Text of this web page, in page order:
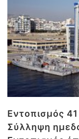
Εντοπισμός
Σύλληψη